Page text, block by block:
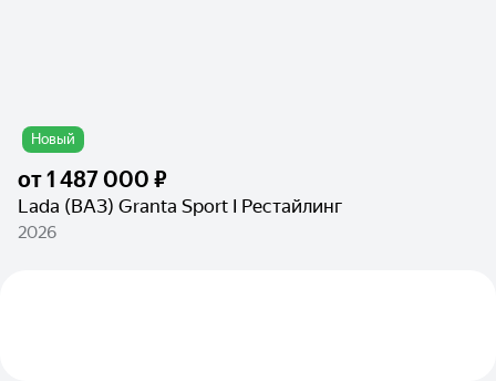
Новый
от1 487 000 ₽
Lada (ВАЗ) Granta Sport I Рестайлинг
2026